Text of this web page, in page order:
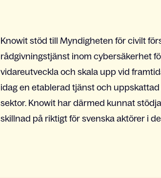
Knowit stöd till Myndigheten för civilt
rådgivningstjänst inom cybersäkerhet
vidareutveckla och skala upp vid
idag en etablerad tjänst och
sektor. Knowit har därmed kunnat
skillnad på riktigt för svenska aktörer i